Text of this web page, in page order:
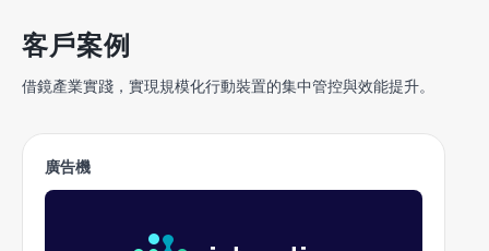
客戶案例
借鏡產業實踐，實現規模化行動裝置的集中管控與效能提升。
廣告機